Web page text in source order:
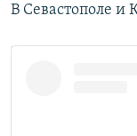
ПОБЕДИТЕЛЕЙ НЕ
ПРИСОЕДИНЯЙТЕСЬ!
В Севастополе и